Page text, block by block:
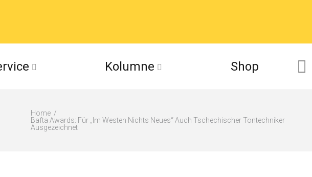
Kolumne Shop
Home
Bafta Awards: Für „Im Westen Nichts Neues“ Auch Tschechischer Tontechniker
Ausgezeichnet